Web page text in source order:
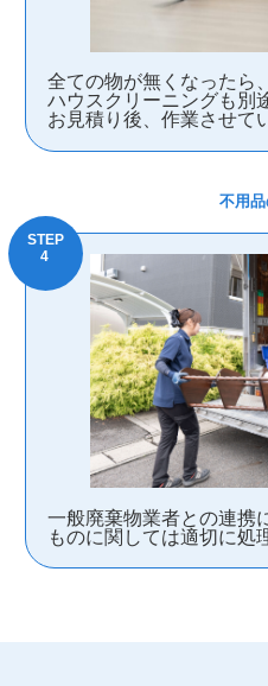
全ての物が無くなったら
ハウスクリーニングも別
お見積り後、作業させて
不用
一般廃棄物業者との連携
ものに関しては適切に処